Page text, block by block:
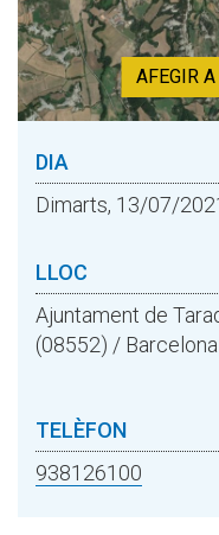
AFEGIR
DIA
Dimarts, 13/07/
LLOC
Ajuntament de
(08552) / Barcelona
TELÈFON
938126100